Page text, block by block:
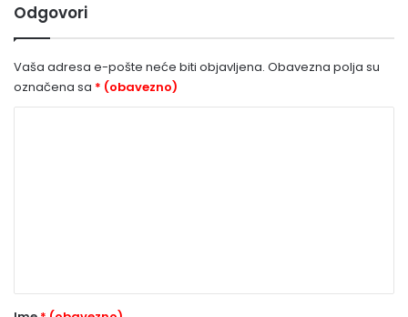
Odgovori
Vaša adresa e-pošte neće biti objavljena. Obavezna polja su
označena sa * (obavezno)
r